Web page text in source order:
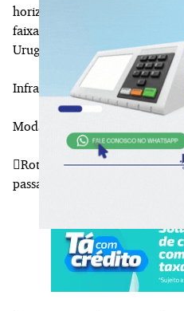
horizonte de 30 a 50 anos.
faixa está o Centro-Sul da
Uruguai e Norte da Argentina).
Infraestrutura
Modal rodoviário:
Rota do Sol (ERS-453), que
passando por São Francisco de